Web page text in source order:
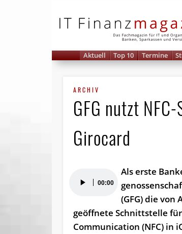
Aktuell Top 10 Termine
ARCHIV
GFG nutzt
Girocard
Player 00:00
Als erste
(GFG) die
geöffnete Schnittstelle
Communication (NFC) in